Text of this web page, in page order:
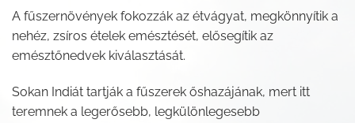
A fűszernövények fokozzák az étvágyat, megkönnyítik a
nehéz, zsíros ételek emésztését, elősegítik az
emésztőnedvek kiválasztását.
Sokan Indiát tartják a fűszerek őshazájának, mert itt
teremnek a legerősebb, legkülönlegesebb